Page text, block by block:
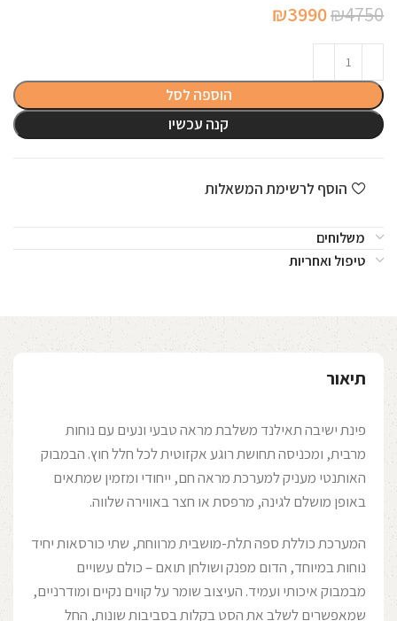
₪4750
המחיר
₪4750.
₪3990
₪3990.הוספה לסל
קנה עכשיו
הוסף לרשימת המשאלות
משלוחים
טיפול ואחריות
תיאור
פינת ישיבה תאילנד משלבת מראה טבעי ונעים עם נוחות
מרבית, ומכניסה תחושת רוגע אקזוטית לכל חלל חוץ. הבמבוק
האותנטי מעניק למערכת מראה חם, ייחודי ומזמין שמתאים
באופן מושלם לגינה, מרפסת או חצר באווירה שלווה.
המערכת כוללת ספה תלת-מושבית מרווחת, שתי כורסאות יחיד
נוחות במיוחד, הדום מפנק ושולחן תואם – כולם עשויים
מבמבוק איכותי ועמיד. העיצוב שומר על קווים נקיים ומודרניים,
שמאפשרים לשלב את הסט בקלות בסביבות שונות, החל